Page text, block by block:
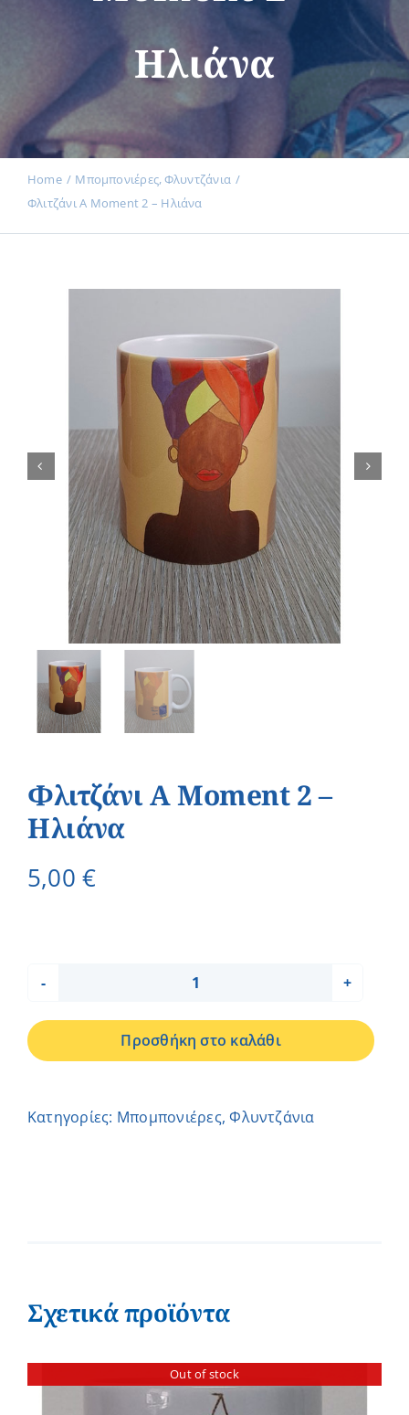
Εκδηλώσεις
Νέα
Επικοινωνία
Ηλιάνα
Home Μπομπονιέρες Φλυντζάνια
Φλιτζάνι A Moment 2 – Ηλιάνα
Φλιτζάνι A Moment 2 –
Ηλιάνα
5,00€
A
Moment
-
Προσθήκη στο καλάθι
Κατηγορίες: Μπομπονιέρες,Φλυντζάνια
Σχετικά προϊόντα
Out of stock